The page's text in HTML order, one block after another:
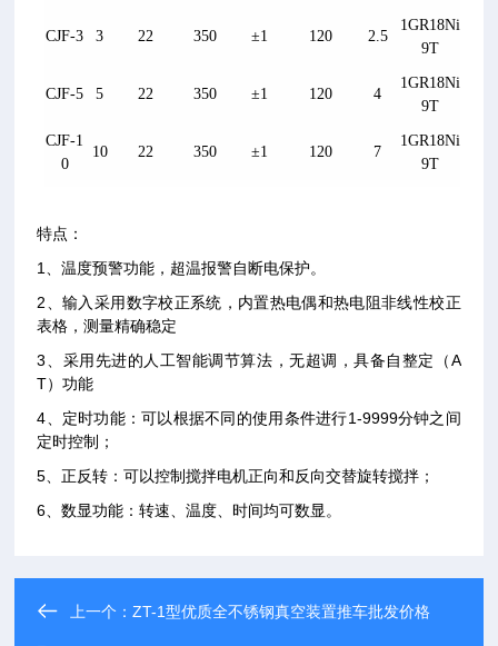
CJF-3 3 22 350 ±1 120 2.5
1GR18Ni
9T
CJF-5 5 22 350 ±1 120 4
1GR18Ni
9T
CJF-1
0
10 22 350 ±1 120 7
1GR18Ni
9T
特点：
1、温度预警功能，超温报警自断电保护。
2、输入采用数字校正系统，内置热电偶和热电阻非线性校正
表格，测量精确稳定
3、采用先进的人工智能调节算法，无超调，具备自整定（A
T）功能
4、定时功能：可以根据不同的使用条件进行1-9999分钟之间
定时控制；
5、正反转：可以控制搅拌电机正向和反向交替旋转搅拌；
6、数显功能：转速、温度、时间均可数显。
上一个：ZT-1型优质全不锈钢真空装置推车批发价格